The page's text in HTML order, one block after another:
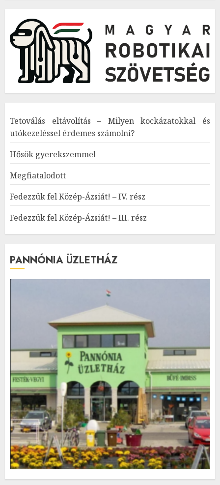
Tetoválás eltávolítás – Milyen kockázatokkal és
utókezeléssel érdemes számolni?
Hősök gyerekszemmel
Megfiatalodott
Fedezzük fel Közép-Ázsiát! – IV. rész
Fedezzük fel Közép-Ázsiát! – III. rész
PANNÓNIA ÜZLETHÁZ